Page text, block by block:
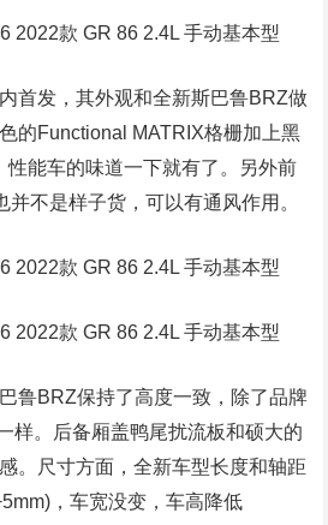
首发，其外观和全新斯巴鲁BRZ做
的Functional MATRIX格栅加上黑
性能车的味道一下就有了。另外前
并不是样子货，可以有通风作用。
鲁BRZ保持了高度一致，除了品牌
样。后备厢盖鸭尾扰流板和硕大的
。尺寸方面，全新车型长度和轴距
，车宽没变，车高降低